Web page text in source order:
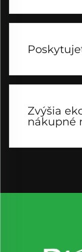
Zvýšia
nákupné